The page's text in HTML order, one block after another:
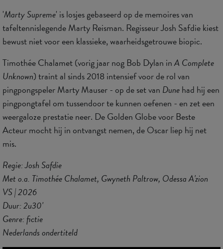
'Marty Supreme' is losjes gebaseerd op de memoires van
tafeltennislegende Marty Reisman. Regisseur Josh Safdie kiest
bewust niet voor een klassieke, waarheidsgetrouwe biopic.
Timothée Chalamet (vorig jaar nog Bob Dylan inA Complete
Unknown) traint al sinds 2018 intensief voor de rol van
pingpongspeler Marty Mauser - op de set van Dunehad hij een
pingpongtafel om tussendoor te kunnen oefenen - en zet een
weergaloze prestatie neer. De Golden Globe voor Beste
Acteur mocht hij in ontvangst nemen, de Oscar liep hij net
mis.
Regie: Josh Safdie
Met o.a. Timothée Chalamet, Gwyneth Paltrow, Odessa A'zion
VS | 2026
Duur: 2u30'
Genre: fictie
Nederlands ondertiteld